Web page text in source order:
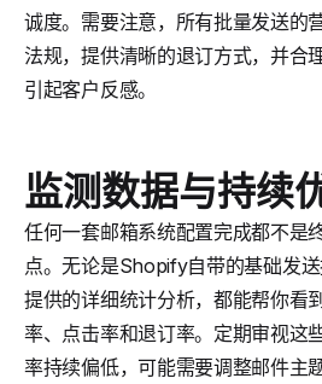
诚度。需要注意，所有批量发送的
法规，提供清晰的退订方式，并合
引起客户反感。
监测数据与持续
任何一套邮箱系统配置完成都不是
点。无论是Shopify自带的基础发
提供的详细统计分析，都能帮你看
率、点击率和退订率。定期审视这
率持续偏低，可能需要调整邮件主